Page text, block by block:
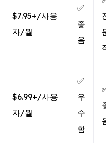
$7.95+/사용
자/월
✅
좋
음
$6.99+/사용
자/월
✅
우
수
함